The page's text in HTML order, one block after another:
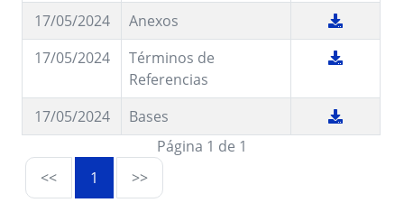
17/05/2024
Anexos
17/05/2024
Términos de
Referencias
17/05/2024
Bases
Página 1 de 1
<<
1 >>